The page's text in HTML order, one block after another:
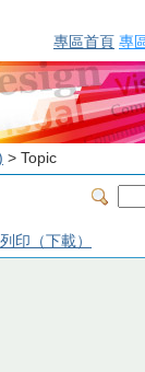
專區首頁 專
> Topic
印（下載）